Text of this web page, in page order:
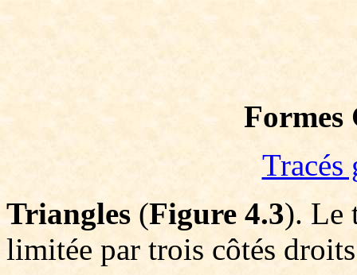
Formes
Tracés
Triangles (Figure 4.3). Le
limitée par trois côtés